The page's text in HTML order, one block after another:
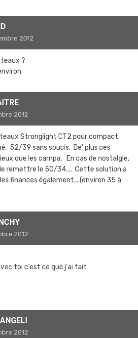
2012
?
2012
Stronglight CT2 pour compact
52/39 sans soucis. De' plus ces
que les campa. En cas de nostalgie,
remettre le 50/34.... Cette solution a
finances également....(environ 35 à
2012
toi c'est ce que j'ai fait
2012